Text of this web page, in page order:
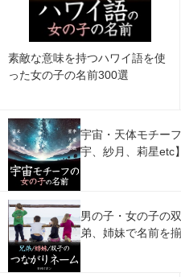
素敵な意味を持つハワイ語を使
った女の子の名前300選
宇宙・天体モチー
宇、紗月、莉星etc】
男の子・女の子の
弟、姉妹で名前を